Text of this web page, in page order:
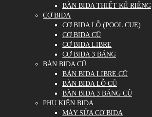
BÀN BIDA THIẾT KẾ RIÊNG
CƠ BIDA
CƠ BIDA LỖ (POOL CUE)
CƠ BIDA CŨ
CƠ BIDA LIBRE
CƠ BIDA 3 BĂNG
BÀN BIDA CŨ
BÀN BIDA LIBRE CŨ
BÀN BIDA LỖ CŨ
BÀN BIDA 3 BĂNG CŨ
PHỤ KIỆN BIDA
MÁY SỬA CƠ BIDA